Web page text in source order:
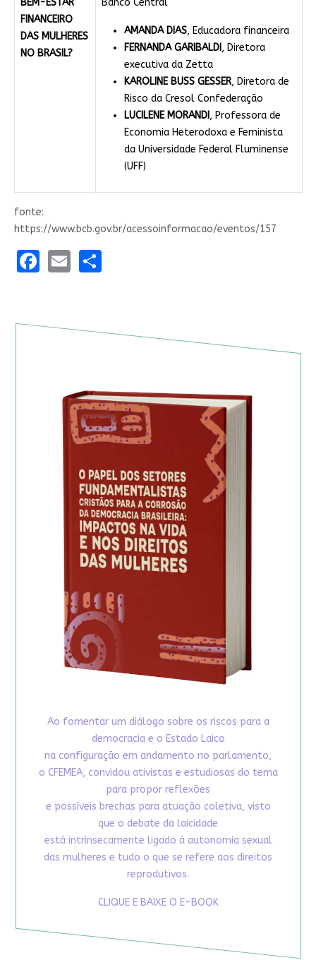
FINANCEIRO
DAS MULHERES
NO BRASIL?
AMANDA DIAS, Educadora financeira
FERNANDA GARIBALDI , Diretora
executiva da Zetta
KAROLINE BUSS GESSER, Diretora de
Risco da Cresol Confederação
LUCILENE MORANDI , Professora de
Economia Heterodoxa e Feminista
da Universidade Federal Fluminense
(UFF)
fonte:
https://www.bcb.gov.br/acessoinformacao/eventos/157
Facebook
EmailShare
Ao fomentar um diálogo sobre os riscos para a
democracia e o Estado Laico
na configuração em andamento no parlamento,
o CFEMEA, convidou ativistas e estudiosas do tema
para propor reflexões
e possíveis brechas para atuação coletiva, visto
que o debate da laicidade
está intrinsecamente ligado à autonomia sexual
das mulheres e tudo o que se refere aos direitos
reprodutivos.
CLIQUE E BAIXE O E-BOOK